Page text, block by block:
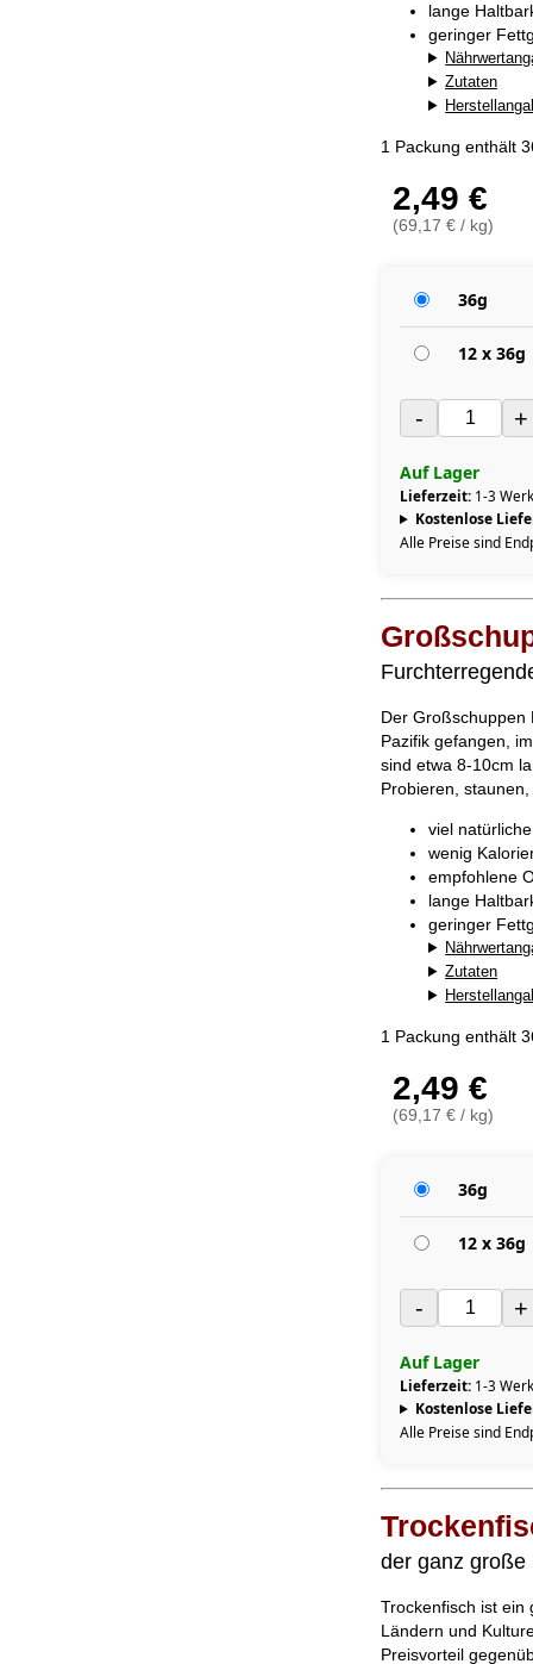
lange
geringer
Zutaten
1 Packung enthält
2,49 €
(69,17 € / kg)
36g
12 x 36g
- +
Auf Lager
Lieferzeit: 1-3
Kostenlose
Alle Preise sind
Der Großschuppen
Pazifik gefangen,
sind etwa 8-10cm
Probieren,
viel
wenig
empfohlene
lange
geringer
Zutaten
1 Packung enthält
2,49 €
(69,17 € / kg)
36g
12 x 36g
- +
Auf Lager
Lieferzeit: 1-3
Kostenlose
Alle Preise sind
der ganz große
Trockenfisch ist ein
Ländern und
Preisvorteil